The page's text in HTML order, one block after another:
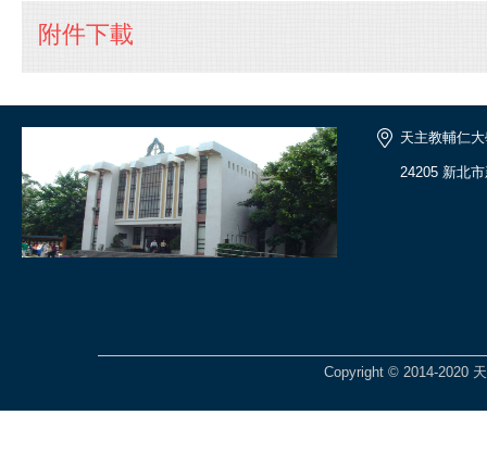
附件下載
天主教輔仁
24205 新北
Copyright © 2014-2020